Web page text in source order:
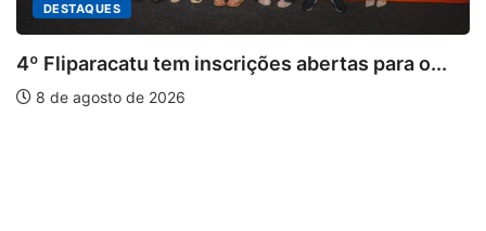
DESTAQUES
4º Fliparacatu tem inscrições abertas para o...
8 de agosto de 2026